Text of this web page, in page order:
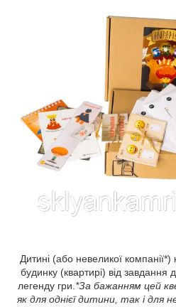
Дитині (або невеликої
будинку (квартирі) від
легенду гри. *За бажанням цей
як для однієї дитини, так і для